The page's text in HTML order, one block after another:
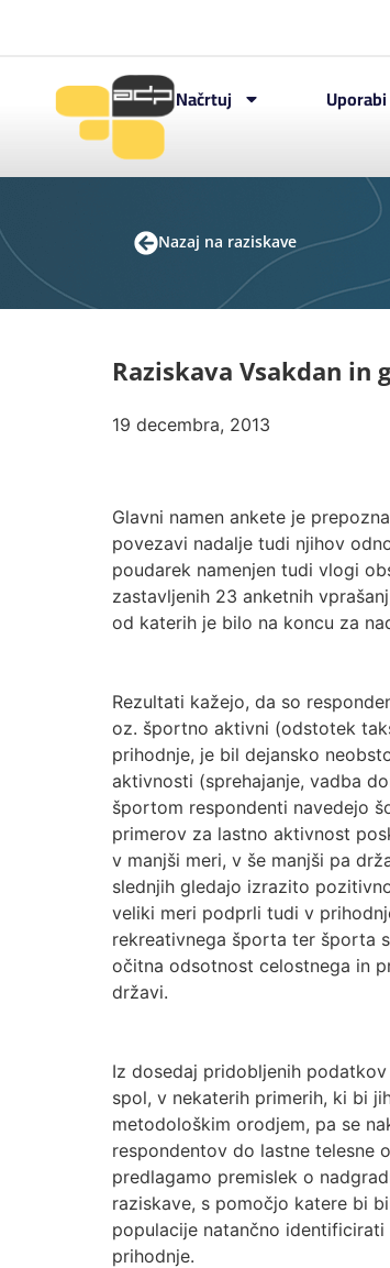
Načrtuj Uporabi
Nazaj na raziskave
Raziskava Vsakdan in
19 decembra, 2013
Glavni namen ankete je
povezavi nadalje tudi njihov
poudarek namenjen tudi vlogi
zastavljenih 23 anketnih
od katerih je bilo na koncu za
Rezultati kažejo, da so
oz. športno aktivni (odstotek
prihodnje, je bil dejansko
aktivnosti (sprehajanje, vadba
športom respondenti navedejo
primerov za lastno aktivnost
v manjši meri, v še manjši pa
slednjih gledajo izrazito
veliki meri podprli tudi v
rekreativnega športa ter športa
očitna odsotnost celostnega in
državi.
Iz dosedaj pridobljenih
spol, v nekaterih primerih, ki bi
metodološkim orodjem, pa se
respondentov do lastne telesne
predlagamo premislek o
raziskave, s pomočjo katere bi
populacije natančno
prihodnje.